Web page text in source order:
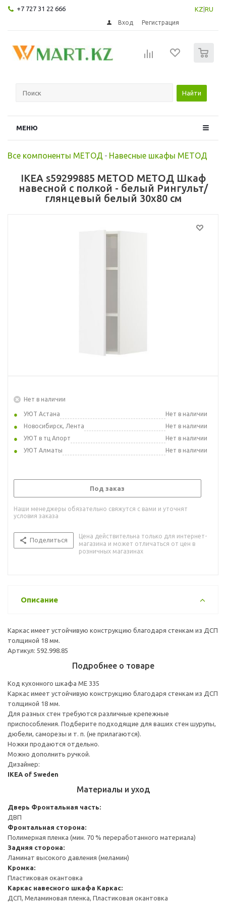
+7 727 31 22 666 KZ RU
Вход Регистрация
Найти
МЕНЮ
Все компоненты МЕТОД - Навесные шкафы МЕТОД
IKEA s59299885 METOD МЕТОД Шкаф
навесной с полкой - белый Рингульт/
глянцевый белый 30x80 см
Нет в наличии
УЮТ Астана
Нет в наличии
Новосибирск, Лента
Нет в наличии
УЮТ в тц Апорт
Нет в наличии
УЮТ Алматы
Нет в наличии
Под заказ
Наши менеджеры обязательно свяжутся с вами и уточнят
условия заказа
Поделиться
Цена действительна только для интернет-
магазина и может отличаться от цен в
розничных магазинах
Описание
Каркас имеет устойчивую конструкцию благодаря стенкам из ДСП
толщиной 18 мм.
Артикул: 592.998.85
Подробнее о товаре
Код кухонного шкафа ME 335
Каркас имеет устойчивую конструкцию благодаря стенкам из ДСП
толщиной 18 мм.
Для разных стен требуются различные крепежные
приспособления. Подберите подходящие для ваших стен шурупы,
дюбели, саморезы и т. п. (не прилагаются).
Ножки продаются отдельно.
Можно дополнить ручкой.
Дизайнер:
IKEA of Sweden
Материалы и уход
Дверь Фронтальная часть:
ДВП
Фронтальная сторона:
Полимерная пленка (мин. 70 % переработанного материала)
Задняя сторона:
Ламинат высокого давления (меламин)
Кромка:
Пластиковая окантовка
Каркас навесного шкафа Каркас:
ДСП, Меламиновая пленка, Пластиковая окантовка